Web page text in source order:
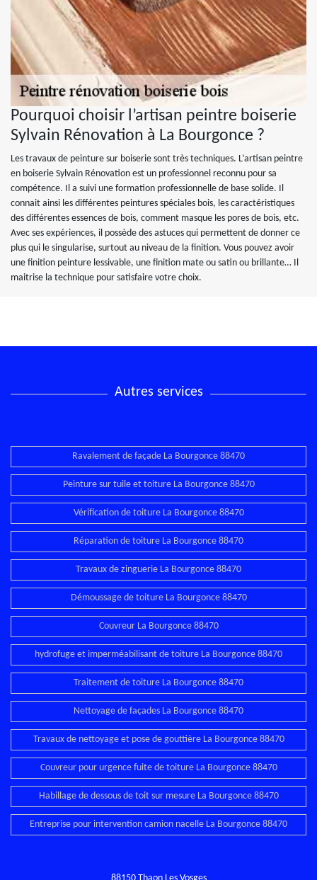
Pourquoi choisir l’artisan peintre boiserie
Sylvain Rénovation à La Bourgonce ?
Les travaux de peinture sur boiserie sont très techniques. L’artisan peintre
en boiserie Sylvain Rénovation est un professionnel reconnu pour sa
compétence. Il a suivi une formation professionnelle de base solide. Il
connait ainsi les différentes peintures spéciales bois, les caractéristiques
des différentes essences de bois, comment masque les pores de bois, etc.
Avec ses expériences, il possède des astuces qui permettent de donner ce
plus qui le singularise, surtout au niveau de la finition. Vous pouvez avoir
une finition peinture lessivable, une finition mate ou satin ou brillante… Il
maitrise la technique pour satisfaire votre choix.
Autres services
Ravalement de façade La Bourgonce 88470
Peinture sur tuile et toiture La Bourgonce 88470
Vérification de toiture La Bourgonce 88470
Réparation de toiture La Bourgonce 88470
Travaux de zinguerie La Bourgonce 88470
Démoussage de toiture La Bourgonce 88470
Couvreur La Bourgonce 88470
hydrofuge et imperméabilisant de toiture La Bourgonce 88470
Traitement de toiture La Bourgonce 88470
Nettoyage de façades La Bourgonce 88470
Travaux de nettoyage et pose de gouttière La Bourgonce 88470
Couvreur pour urgence fuite de toiture La Bourgonce 88470
Habillage de dessous de toit sur mesure La Bourgonce 88470
Entreprise pour intervention camion nacelle La Bourgonce 88470